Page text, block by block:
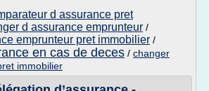
d assurance pret
d assurance emprunteur /
emprunteur pret immobilier /
en cas de deces / changer
immobilier